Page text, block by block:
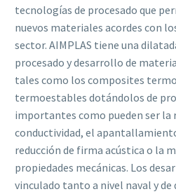
tecnologías de procesado que
nuevos materiales acordes con
sector. AIMPLAS tiene una
procesado y desarrollo de
tales como los composites
termoestables dotándolos de
importantes como pueden ser la
conductividad, el
reducción de firma acústica o la
propiedades mecánicas. Los
vinculado tanto a nivel naval y de